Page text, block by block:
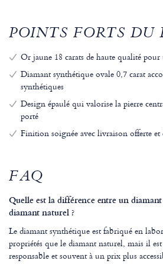
POINTS FORTS DU
Or jaune 18 carats de haute qualité
Diamant synthétique ovale 0,7 carat
synthétiques
Design épaulé qui valorise la pierre
porté
Finition soignée avec livraison offerte
FAQ
Quelle est la différence entre un
diamant naturel ?
Le diamant synthétique est fabriqué en
propriétés que le diamant naturel, mais il
responsable et souvent à un prix plus